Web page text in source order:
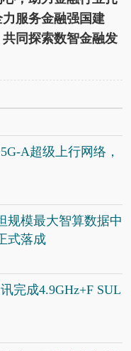
服务金融强国建
同探索数智金融发
A超级上行网络，
规模最大智算数据中
式落成
完成4.9GHz+F SUL